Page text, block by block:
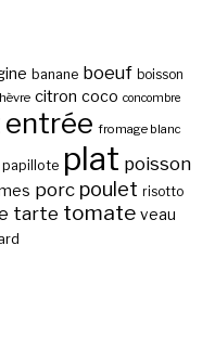
banane boeuf boisson
citron coco concombre
entrée fromage blanc
papillote plat poisson
porc poulet risotto
tarte tomate veau